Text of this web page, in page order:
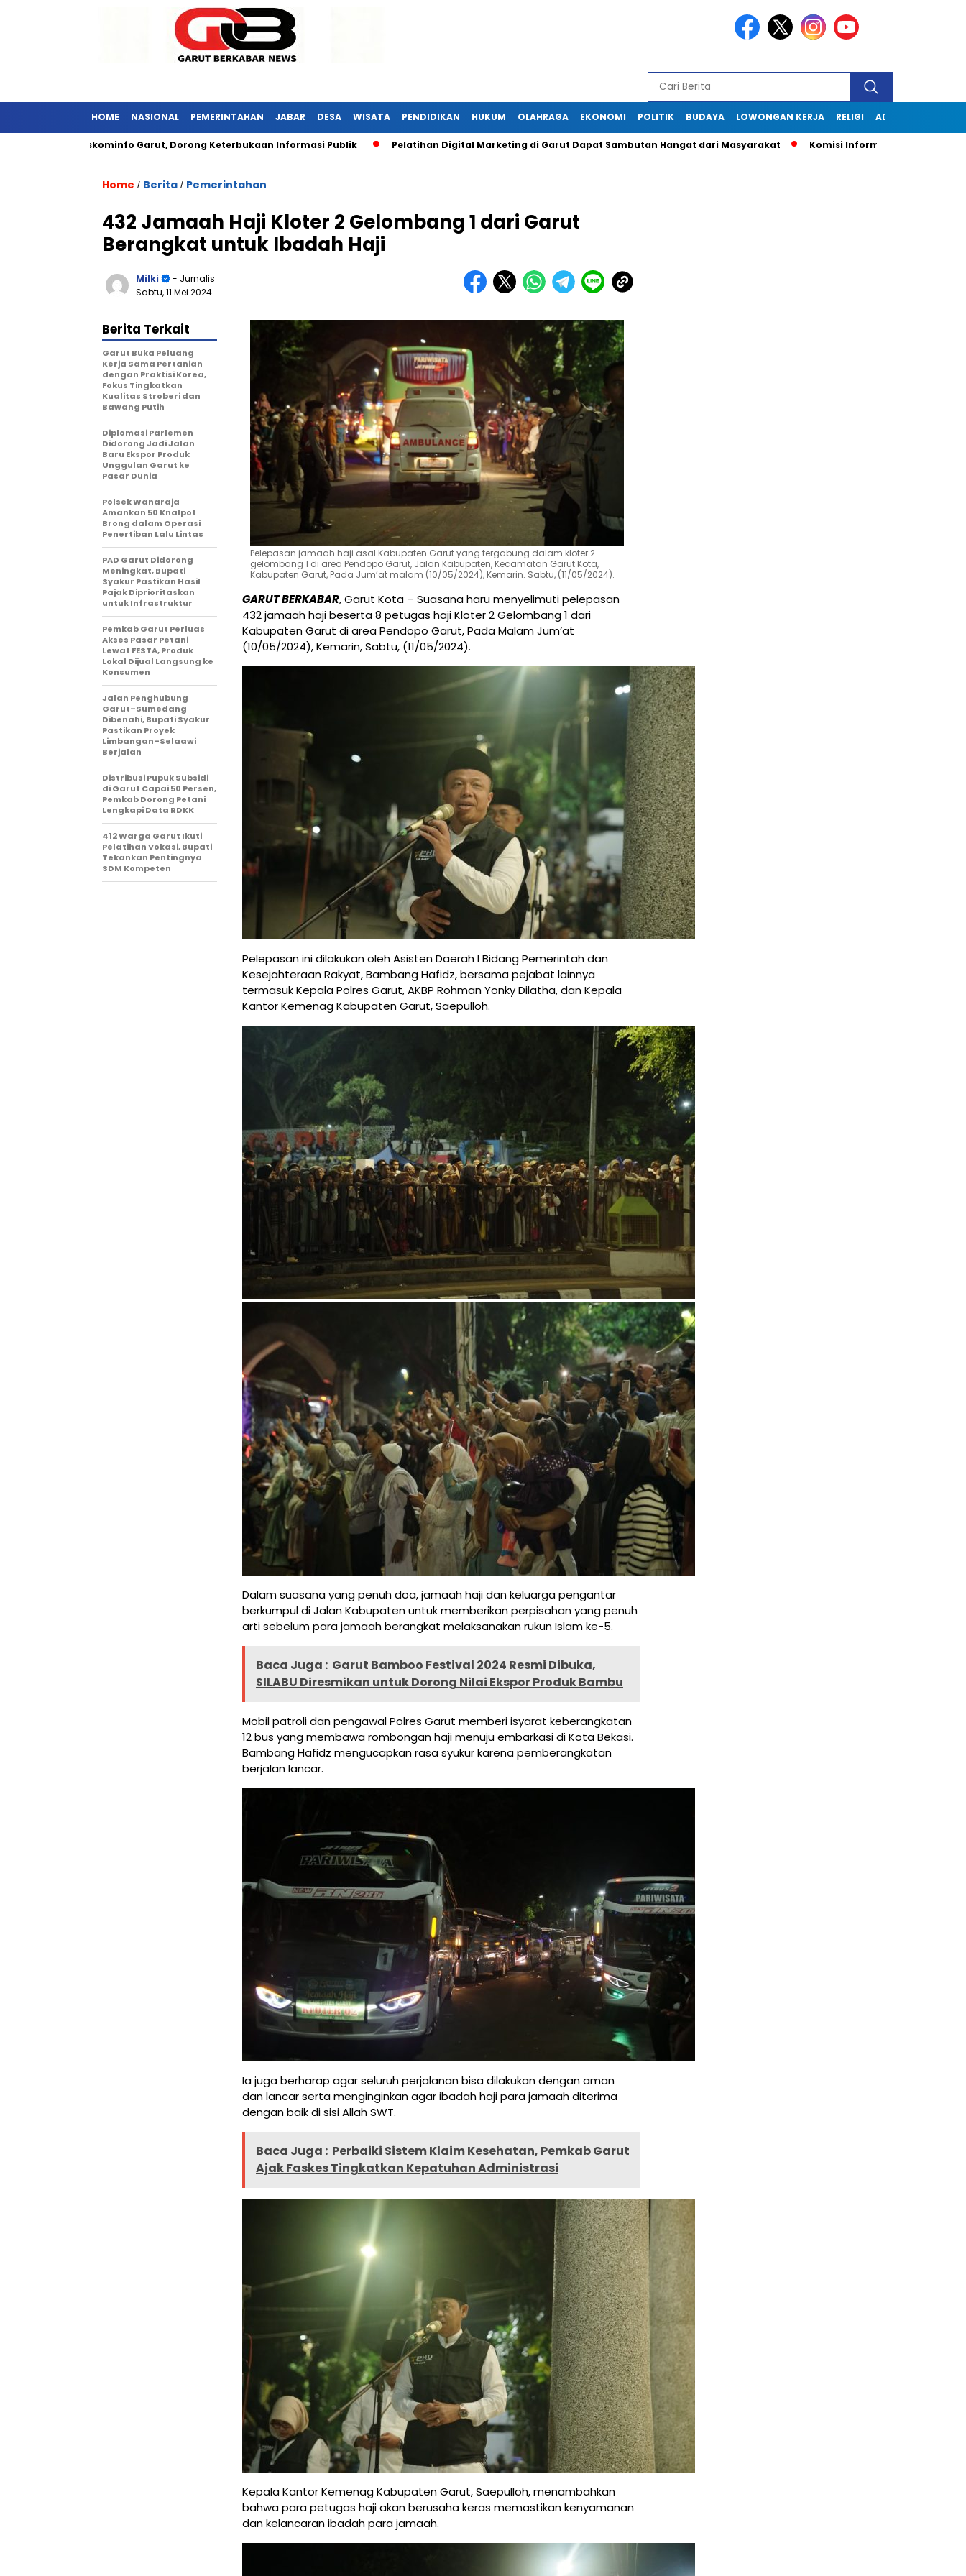
HOME NASIONAL PEMERINTAHAN JABAR DESA WISATA PENDIDIKAN HUKUM OLAHRAGA EKONOMI POLITIK BUDAYA LOWONGAN KERJA RELIGI ADVERTORIAL
Diskominfo Garut, Dorong Keterbukaan Informasi Publik Pelatihan Digital Marketing di Garut Dapat Sambutan Hangat dari Masyarakat Komisi Informasi Jabar Kunjungi
Home / Berita / Pemerintahan
432 Jamaah Haji Kloter 2 Gelombang 1 dari Garut
Berangkat untuk Ibadah Haji
Milki
- Jurnalis
Sabtu, 11 Mei 2024
Pelepasan jamaah haji asal Kabupaten Garut yang tergabung dalam kloter 2
gelombang 1 di area Pendopo Garut, Jalan Kabupaten, Kecamatan Garut Kota,
Kabupaten Garut, Pada Jum’at malam (10/05/2024), Kemarin. Sabtu, (11/05/2024).
GARUT BERKABAR, Garut Kota – Suasana haru menyelimuti pelepasan
432 jamaah haji beserta 8 petugas haji Kloter 2 Gelombang 1 dari
Kabupaten Garut di area Pendopo Garut, Pada Malam Jum’at
(10/05/2024), Kemarin, Sabtu, (11/05/2024).
Pelepasan ini dilakukan oleh Asisten Daerah I Bidang Pemerintah dan
Kesejahteraan Rakyat, Bambang Hafidz, bersama pejabat lainnya
termasuk Kepala Polres Garut, AKBP Rohman Yonky Dilatha, dan Kepala
Kantor Kemenag Kabupaten Garut, Saepulloh.
Dalam suasana yang penuh doa, jamaah haji dan keluarga pengantar
berkumpul di Jalan Kabupaten untuk memberikan perpisahan yang penuh
arti sebelum para jamaah berangkat melaksanakan rukun Islam ke-5.
Baca Juga : Garut Bamboo Festival 2024 Resmi Dibuka,
SILABU Diresmikan untuk Dorong Nilai Ekspor Produk Bambu
Mobil patroli dan pengawal Polres Garut memberi isyarat keberangkatan
12 bus yang membawa rombongan haji menuju embarkasi di Kota Bekasi.
Bambang Hafidz mengucapkan rasa syukur karena pemberangkatan
berjalan lancar.
Ia juga berharap agar seluruh perjalanan bisa dilakukan dengan aman
dan lancar serta menginginkan agar ibadah haji para jamaah diterima
dengan baik di sisi Allah SWT.
Baca Juga : Perbaiki Sistem Klaim Kesehatan, Pemkab Garut
Ajak Faskes Tingkatkan Kepatuhan Administrasi
Kepala Kantor Kemenag Kabupaten Garut, Saepulloh, menambahkan
bahwa para petugas haji akan berusaha keras memastikan kenyamanan
dan kelancaran ibadah para jamaah.
Berita Terkait
Garut Buka Peluang
Kerja Sama Pertanian
dengan Praktisi Korea,
Fokus Tingkatkan
Kualitas Stroberi dan
Bawang Putih
Diplomasi Parlemen
Didorong Jadi Jalan
Baru Ekspor Produk
Unggulan Garut ke
Pasar Dunia
Polsek Wanaraja
Amankan 50 Knalpot
Brong dalam Operasi
Penertiban Lalu Lintas
PAD Garut Didorong
Meningkat, Bupati
Syakur Pastikan Hasil
Pajak Diprioritaskan
untuk Infrastruktur
Pemkab Garut Perluas
Akses Pasar Petani
Lewat FESTA, Produk
Lokal Dijual Langsung ke
Konsumen
Jalan Penghubung
Garut–Sumedang
Dibenahi, Bupati Syakur
Pastikan Proyek
Limbangan–Selaawi
Berjalan
Distribusi Pupuk Subsidi
di Garut Capai 50 Persen,
Pemkab Dorong Petani
Lengkapi Data RDKK
412 Warga Garut Ikuti
Pelatihan Vokasi, Bupati
Tekankan Pentingnya
SDM Kompeten